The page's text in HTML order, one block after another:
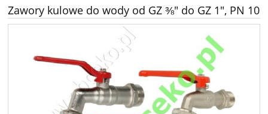
Zawory kulowe do wody od GZ ⅜" do GZ 1", PN 10